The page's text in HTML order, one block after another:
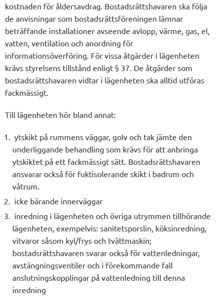
kostnaden för åldersavdrag. Bostadsrättshavaren ska följa
de anvisningar som bostadsrättsföreningen lämnar
beträffande installationer avseende avlopp, värme, gas, el,
vatten, ventilation och anordning för
informationsöverföring. För vissa åtgärder i lägenheten
krävs styrelsens tillstånd enligt § 37. De åtgärder som
bostadsrättshavaren vidtar i lägenheten ska alltid utföras
fackmässigt.
Till lägenheten hör bland annat:
ytskikt på rummens väggar, golv och tak jämte den
underliggande behandling som krävs för att anbringa
ytskiktet på ett fackmässigt sätt. Bostadsrättshavaren
ansvarar också för fuktisolerande skikt i badrum och
våtrum.
icke bärande innerväggar
inredning i lägenheten och övriga utrymmen tillhörande
lägenheten, exempelvis: sanitetsporslin, köksinredning,
vitvaror såsom kyl/frys och tvättmaskin;
bostadsrättshavaren svarar också för vattenledningar,
avstängningsventiler och i förekommande fall
anslutningskopplingar på vattenledning till denna
inredning